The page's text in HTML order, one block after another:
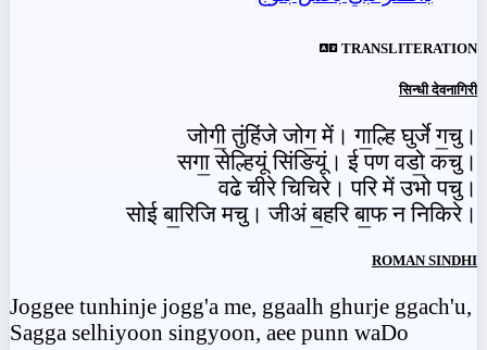
TRANSLITERATION
सिन्धी देवनागिरी
जोगी॒ तुंहिंजे जोग॒ में। गा॒ल्हि घुर्जे ग॒चु।
सगा॒ सेल्हियूं सिंङियूं। ई पण वडो॒ कचु।
वढे चीरे चिचिरे। परि में उभो पचु।
सोई बा॒रिजि मचु। जीअं ब॒हरि बा॒फ न निकिरे।
ROMAN SINDHI
Joggee tunhinje jogg'a me, ggaalh ghurje ggach'u,
Sagga selhiyoon singyoon, aee punn waDo